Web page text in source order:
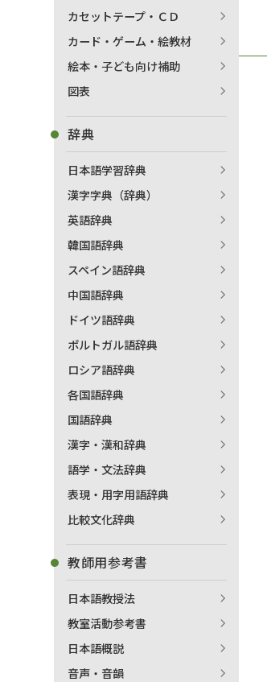
カセットテープ・ＣＤ
カード・ゲーム・絵教材
絵本・子ども向け補助
図表
辞典
日本語学習辞典
漢字字典（辞典）
英語辞典
韓国語辞典
スペイン語辞典
中国語辞典
ドイツ語辞典
ポルトガル語辞典
ロシア語辞典
各国語辞典
国語辞典
漢字・漢和辞典
語学・文法辞典
表現・用字用語辞典
比較文化辞典
教師用参考書
日本語教授法
教室活動参考書
日本語概説
音声・音韻